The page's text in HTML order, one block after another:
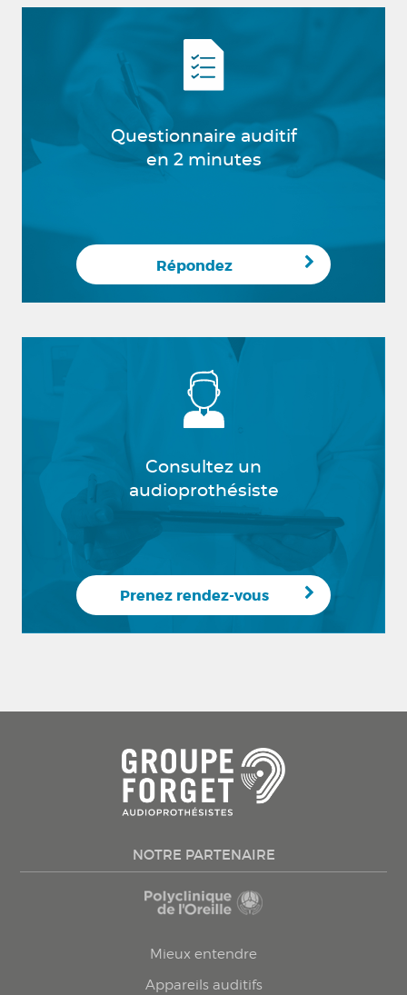
Questionnaire auditif
en 2 minutes
Répondez
Consultez un
audioprothésiste
Prenez rendez-vous
NOTRE PARTENAIRE
Mieux entendre
Appareils auditifs